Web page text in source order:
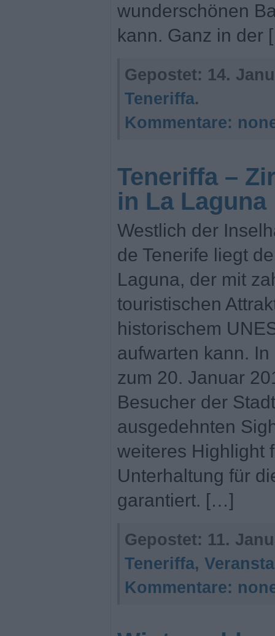
wunderschönen
kann. Ganz in der
Gepostet: 14.
Teneriffa.
Kommentare:
Teneriffa –
in La Laguna
Westlich der
de Tenerife liegt
Laguna, der mit
touristischen
historischem
aufwarten kann.
zum 20. Januar
Besucher der
ausgedehnten
weiteres Highlight
Unterhaltung für
garantiert. […]
Gepostet: 11.
Teneriffa,
Kommentare: